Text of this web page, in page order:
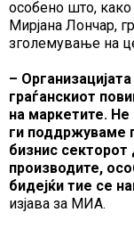
особено што, како
Мирјана Лончар,
зголемување на
–
граѓанскиот
на маркетите. Не
ги поддржуваме
бизнис секторот
производите,
бидејќи тие се
изјава за МИА.